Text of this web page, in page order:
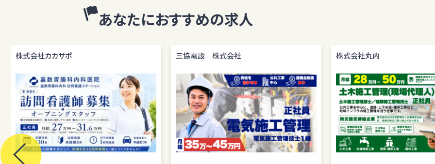
あなたにおすすめの求人
株式会社カカサポ 三協電設 株式会社 株式会社丸内